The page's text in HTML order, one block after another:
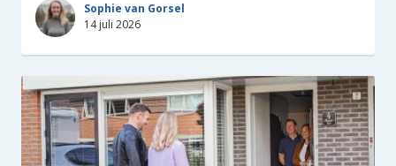
Sophie van Gorsel
14 juli 2026